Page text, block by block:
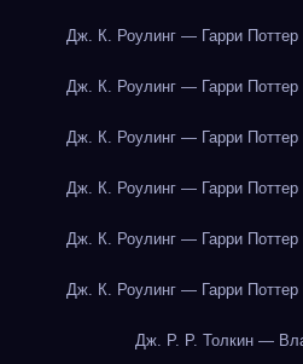
Дж. К. Роулинг — Гарри
Дж. К. Роулинг — Гарри
Дж. К. Роулинг — Гарри
Дж. К. Роулинг — Гарри
Дж. К. Роулинг — Гарри
Дж. К. Роулинг — Гарри
Дж. Р. Р. Толкин —